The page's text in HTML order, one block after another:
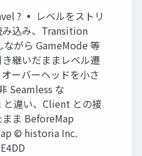
? ▪ レベルをストリ
み込み、Transition
ながら GameMode 等
継いだままレベル遷
ーバーヘッドを小さ
Seamless な
と違い、Client との接
ま BeforeMap
© historia Inc.